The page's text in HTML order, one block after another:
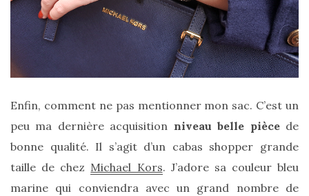
(43)
DU BLOG
Enfin, comment ne pas mentionner mon sac. C’est un
peu ma dernière acquisition niveau belle piècede
bonne qualité. Il s’agit d’un cabas shopper grande
taille de chez Michael Kors. J’adore sa couleur bleu
marine qui conviendra avec un grand nombre de